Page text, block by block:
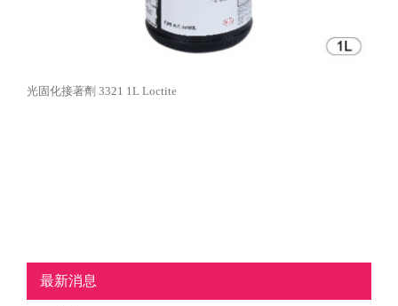
光固化接著劑 3321 1L Loctite
最新消息